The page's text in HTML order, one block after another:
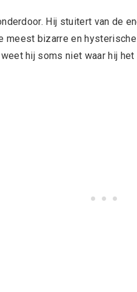
Hij stuitert van de
bizarre en
hij soms niet waar hij het